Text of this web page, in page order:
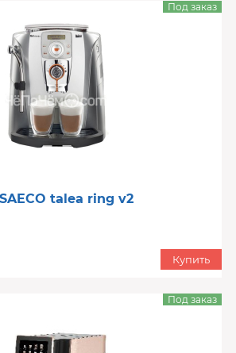
talea ring v2
Под заказ
Купить
Под заказ